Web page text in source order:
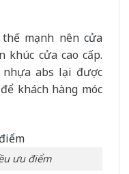
mạnh nên cửa
khúc cửa cao cấp.
nhựa abs lại được
khách hàng móc
ưu điểm